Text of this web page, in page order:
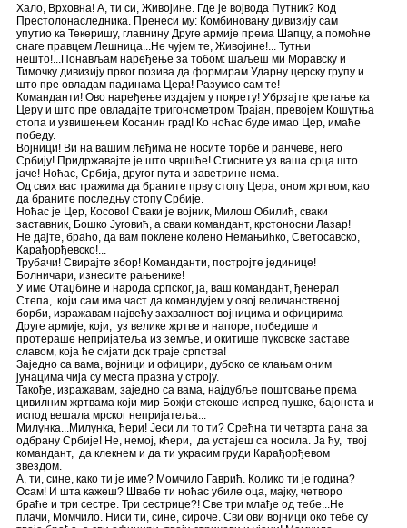
Хало, Врховна! А, ти си, Живојине. Где је војвода Путник? Код
Престолонаследника. Пренеси му: Комбиновану дивизију сам
упутио ка Текеришу, главнину Друге армије према Шапцу, а помоћне
снаге правцем Лешница...Не чујем те, Живојине!... Тутњи
нешто!...Понављам наређење за тобом: шаљеш ми Моравску и
Тимочку дивизију првог позива да формирам Ударну церску групу и
што пре овладам падинама Цера! Разумео сам те!
Команданти! Ово наређење издајем у покрету! Убрзајте кретање ка
Церу и што пре овладајте тригонометром Трајан, превојем Кошутња
стопа и узвишењем Косанин град! Ко ноћас буде имао Цер, имаће
победу.
Војници! Ви на вашим леђима не носите торбе и ранчеве, него
Србију! Придржавајте је што чвршће! Стисните уз ваша срца што
јаче! Ноћас, Србија, другог пута и заветрине нема.
Од свих вас тражима да браните прву стопу Цера, оном жртвом, као
да браните последњу стопу Србије.
Ноћас је Цер, Косово! Сваки је војник, Милош Обилић, сваки
заставник, Бошко Југовић, а сваки командант, крстоносни Лазар!
Не дајте, браћо, да вам поклене колено Немањићко, Светосавско,
Карађорђевско!...
Трубачи! Свирајте збор! Команданти, постројте јединице!
Болничари, изнесите рањенике!
У име Отаџбине и народа српског, ја, ваш командант, ђенерал
Степа, који сам има част да командујем у овој величанственој
борби, изражавам највећу захвалност војницима и официрима
Друге армије, који, уз велике жртве и напоре, победише и
протераше непријатеља из земље, и окитише пуковске заставе
славом, која ће сијати док траје српства!
Заједно са вама, војници и официри, дубоко се клањам оним
јунацима чија су места празна у строју.
Такође, изражавам, заједно са вама, најдубље поштовање према
цивилним жртвама који мир Божји стекоше испред пушке, бајонета и
испод вешала мрског непријатеља...
Милунка...Милунка, ћери! Јеси ли то ти? Срећна ти четврта рана за
одбрану Србије! Не, немој, кћери, да устајеш са носила. Ја ћу, твој
командант, да клекнем и да ти украсим груди Карађорђевом
звездом.
А, ти, сине, како ти је име? Момчило Гаврић. Колико ти је година?
Осам! И шта кажеш? Швабе ти ноћас убиле оца, мајку, четворо
браће и три сестре. Три сестрице?! Све три млађе од тебе...Не
плачи, Момчило. Ниси ти, сине, сироче. Сви ови војници око тебе су